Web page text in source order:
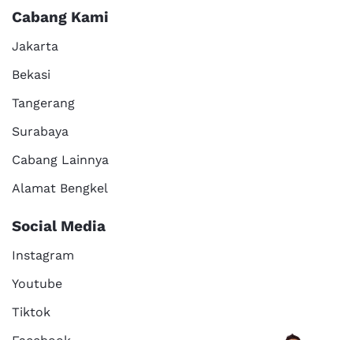
Cabang Kami
Jakarta
Bekasi
Tangerang
Surabaya
Cabang Lainnya
Alamat Bengkel
Social Media
Instagram
Youtube
Tiktok